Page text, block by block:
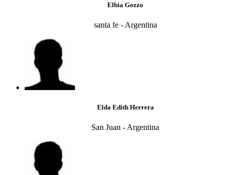
Elbia Gozzo
santa fe - Argentina
Elda Edith Herrera
San Juan - Argentina